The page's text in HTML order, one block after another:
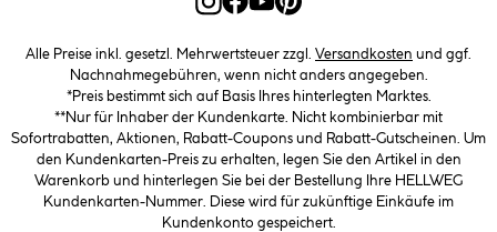
Alle Preise inkl. gesetzl. Mehrwertsteuer zzgl. Versandkosten und ggf.
Nachnahmegebühren, wenn nicht anders angegeben.
*Preis bestimmt sich auf Basis Ihres hinterlegten Marktes.
**Nur für Inhaber der Kundenkarte. Nicht kombinierbar mit
Sofortrabatten, Aktionen, Rabatt-Coupons und Rabatt-Gutscheinen. Um
den Kundenkarten-Preis zu erhalten, legen Sie den Artikel in den
Warenkorb und hinterlegen Sie bei der Bestellung Ihre HELLWEG
Kundenkarten-Nummer. Diese wird für zukünftige Einkäufe im
Kundenkonto gespeichert.